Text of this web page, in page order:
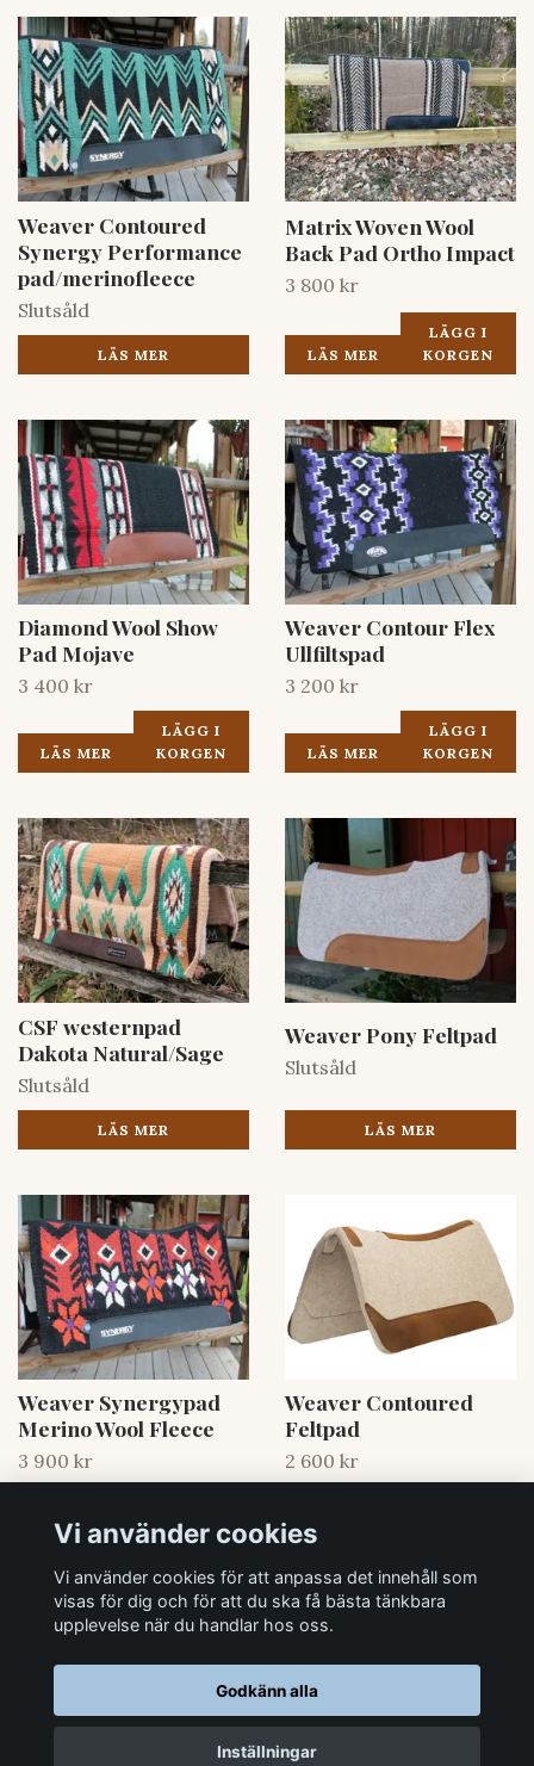
Weaver Contoured
Synergy Performance
pad/merinofleece
Slutsåld
LÄS MER
Matrix Woven Wool
Back Pad Ortho Impact
3 800 kr
LÄS MER
LÄGG I
KORGEN
Diamond Wool Show
Pad Mojave
3 400 kr
LÄS MER
LÄGG I
KORGEN
Weaver Contour Flex
Ullfiltspad
3 200 kr
LÄS MER
LÄGG I
KORGEN
CSF westernpad
Dakota Natural/Sage
Slutsåld
LÄS MER
Weaver Pony Feltpad
Slutsåld
LÄS MER
Weaver Synergypad
Merino Wool Fleece
3 900 kr
LÄS MER
KORGEN
Weaver Contoured
Feltpad
2 600 kr
LÄS MER
Vi använder cookies
Vi använder cookies för att anpassa det innehåll som
visas för dig och för att du ska få bästa tänkbara
upplevelse när du handlar hos oss.
Godkänn alla
Inställningar